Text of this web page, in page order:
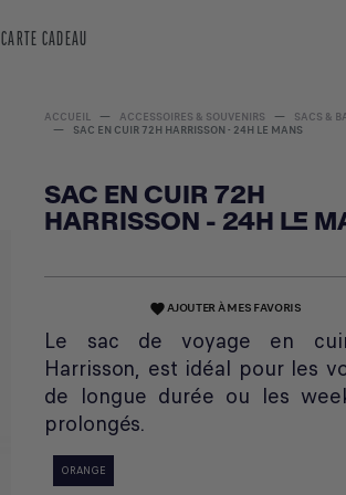
CARTE CADEAU
ACCUEIL ACCESSOIRES & SOUVENIRS
SACS &
SAC EN CUIR 72H HARRISSON - 24H LE MANS
SAC EN CUIR 72H
HARRISSON - 24H LE
favoriteAJOUTER À MES FAVORIS
Le sac de voyage en
Harrisson, est idéal pour les
de longue durée ou les
prolongés.
ORANGE